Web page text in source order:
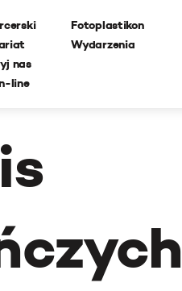
nas
line
Fotoplastikon
Wydarzenia